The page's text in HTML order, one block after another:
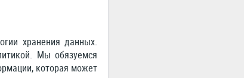
хранения данных.
Мы обязуемся
которая может